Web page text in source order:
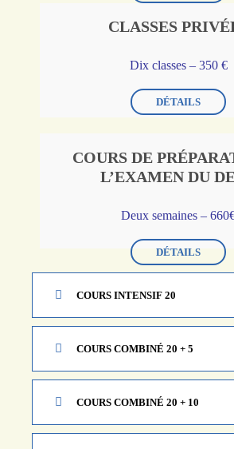
CLASSES
Dix classes – 350 €
DÉTAILS
COURS DE
L’EXAMEN DU
Deux semaines –
DÉTAILS
COURS INTENSIF 20
COURS COMBINÉ 20 + 5
COURS COMBINÉ 20 + 10